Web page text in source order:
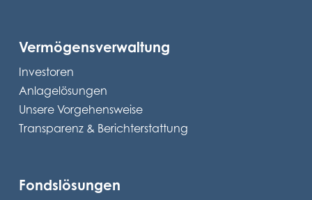
Vermögensverwaltung
Investoren
Anlagelösungen
Unsere Vorgehensweise
Transparenz & Berichterstattung
Fondslösungen